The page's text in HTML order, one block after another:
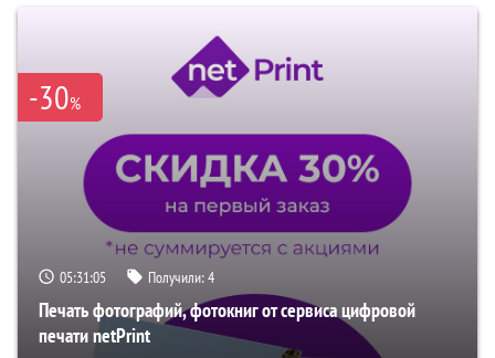
-30%
05:31:04 Получили:4
Печать фотографий, фотокниг от сервиса цифровой
печати netPrint